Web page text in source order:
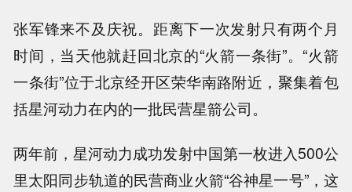
张军锋来不及庆祝。距离下一次发射只有两个月
时间，当天他就赶回北京的“火箭一条街”。“火箭
一条街”位于北京经开区荣华南路附近，聚集着包
括星河动力在内的一批民营星箭公司。
两年前，星河动力成功发射中国第一枚进入500公
里太阳同步轨道的民营商业火箭“谷神星一号”，这